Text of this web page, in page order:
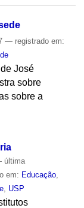
— registrado em:
José
sobre
sobre a
última
em: Educação,
, USP